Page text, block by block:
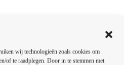
wij technologieën zoals cookies om
of te raadplegen. Door in te stemmen met
worden. Ik zou
je met een leuke attentie!!